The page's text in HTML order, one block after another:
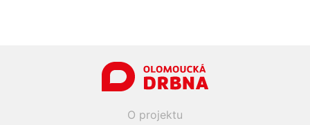
O projektu